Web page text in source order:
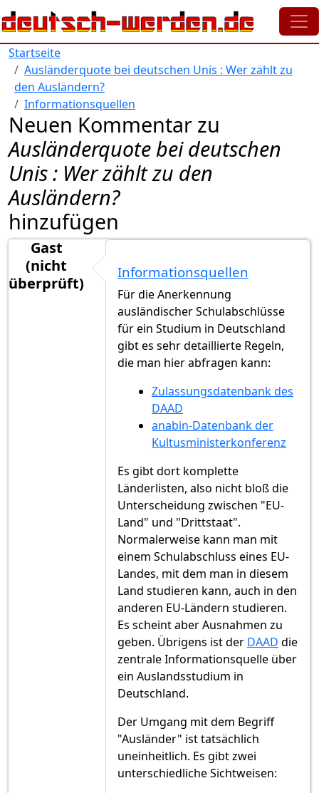
Direkt zum Inhalt
Startseite
Ausländerquote bei deutschen Unis : Wer zählt zu
den Ausländern?
Informationsquellen
Neuen Kommentar zu
Ausländerquote bei deutschen
Unis : Wer zählt zu den
Ausländern?
hinzufügen
Gast
(nicht
überprüft)
Informationsquellen
Für die Anerkennung
ausländischer Schulabschlüsse
für ein Studium in Deutschland
gibt es sehr detaillierte Regeln,
die man hier abfragen kann:
Zulassungsdatenbank des
DAAD
anabin-Datenbank der
Kultusministerkonferenz
Es gibt dort komplette
Länderlisten, also nicht bloß die
Unterscheidung zwischen "EU-
Land" und "Drittstaat".
Normalerweise kann man mit
einem Schulabschluss eines EU-
Landes, mit dem man in diesem
Land studieren kann, auch in den
anderen EU-Ländern studieren.
Es scheint aber Ausnahmen zu
geben. Übrigens ist der DAAD die
zentrale Informationsquelle über
ein Auslandsstudium in
Deutschland.
Der Umgang mit dem Begriff
"Ausländer" ist tatsächlich
uneinheitlich. Es gibt zwei
unterschiedliche Sichtweisen: